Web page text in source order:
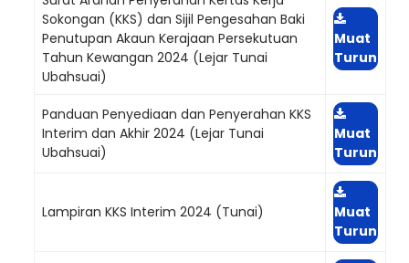
Sokongan (KKS) dan Sijil Pengesahan Baki
Penutupan Akaun Kerajaan Persekutuan
Tahun Kewangan 2024 (Lejar Tunai
Ubahsuai)
Muat
Turun
Panduan Penyediaan dan Penyerahan KKS
Interim dan Akhir 2024 (Lejar Tunai
Ubahsuai)
Muat
Turun
Lampiran KKS Interim 2024 (Tunai)
Muat
Turun